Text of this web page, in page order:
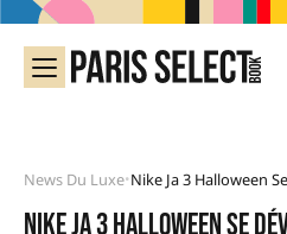
News Du Luxe•
Nike Ja 3 Halloween se